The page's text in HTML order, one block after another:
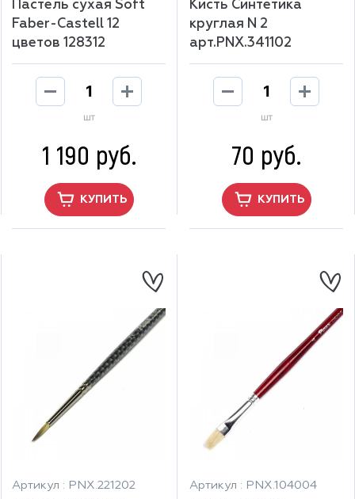
Пастель сухая Soft
Faber-Castell 12
цветов 128312
шт
1 190 руб.
КУПИТЬ
Кисть Синтетика
круглая N 2
арт.PNX.341102
шт
70 руб.
КУПИТЬ
Артикул : PNX.221202 Артикул : PNX.104004